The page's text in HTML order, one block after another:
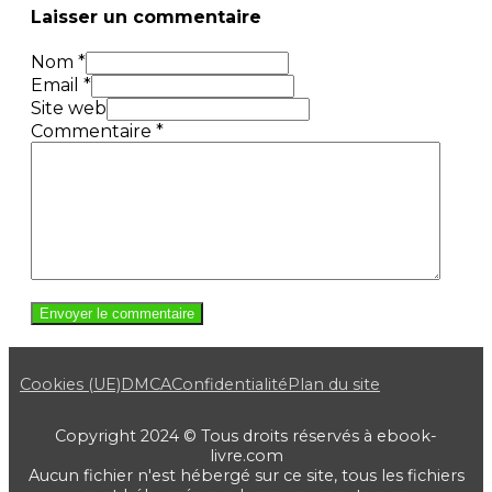
Laisser un commentaire
Nom *
Email *
Site web
Commentaire *
Cookies (UE)DMCAConfidentialitéPlan du site
Copyright 2024 © Tous droits réservés à ebook-
livre.com
Aucun fichier n'est hébergé sur ce site, tous les fichiers